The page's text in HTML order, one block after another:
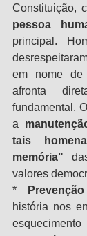
Constituição,
pessoa
principal.
em nome
afronta
fundamental.
a
tais
memória"
valores
*
história nos